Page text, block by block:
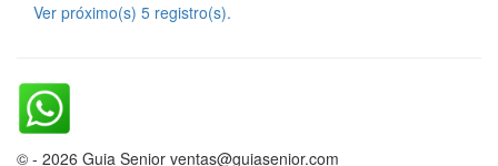
Ver próximo(s) 5 registro(s).
© - 2026 Guia Senior ventas@guiasenior.com